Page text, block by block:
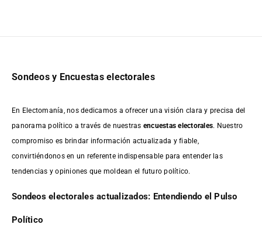
Sondeos y Encuestas electorales
En Electomanía, nos dedicamos a ofrecer una visión clara y precisa del
panorama político a través de nuestras encuestas electorales. Nuestro
compromiso es brindar información actualizada y fiable,
convirtiéndonos en un referente indispensable para entender las
tendencias y opiniones que moldean el futuro político.
Sondeos electorales actualizados: Entendiendo el Pulso
Político